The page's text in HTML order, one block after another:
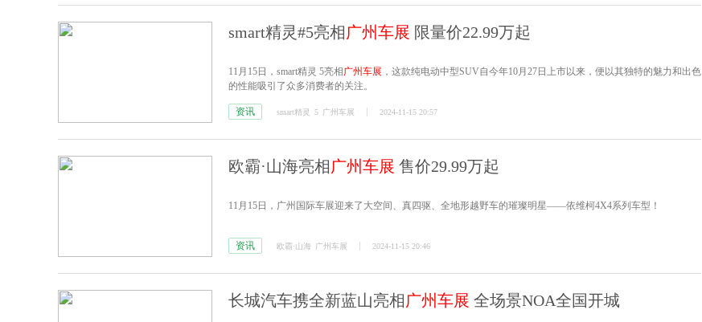
smart精灵#5亮相广州车展 限量价22.99万起
11月15日，smart精灵 5亮相广州车展 ，这款纯电动中型SUV自今年10月27日上市以来，便以其独特的魅力和出色
的性能吸引了众多消费者的关注。
资讯 smart精灵 5 广州车展 2024-11-15 20:57
欧霸·山海亮相广州车展 售价29.99万起
11月15日，广州国际车展迎来了大空间、真四驱、全地形越野车的璀璨明星——依维柯4X4系列车型！
资讯 欧霸·山海 广州车展 2024-11-15 20:46
长城汽车携全新蓝山亮相广州车展 全场景NOA全国开城